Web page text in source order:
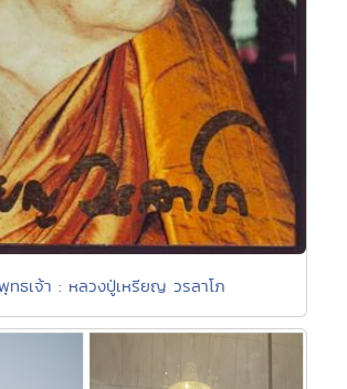
ทธเจ้า : หลวงปู่เหรียญ วรลาโภ